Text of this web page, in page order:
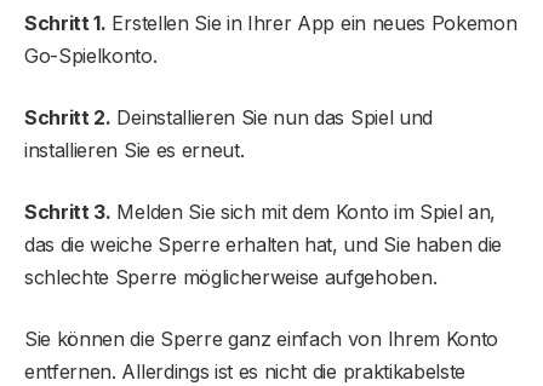
Schritt 1. Erstellen Sie in Ihrer App ein neues Pokemon
Go-Spielkonto.
Schritt 2. Deinstallieren Sie nun das Spiel und
installieren Sie es erneut.
Schritt 3. Melden Sie sich mit dem Konto im Spiel an,
das die weiche Sperre erhalten hat, und Sie haben die
schlechte Sperre möglicherweise aufgehoben.
Sie können die Sperre ganz einfach von Ihrem Konto
entfernen. Allerdings ist es nicht die praktikabelste